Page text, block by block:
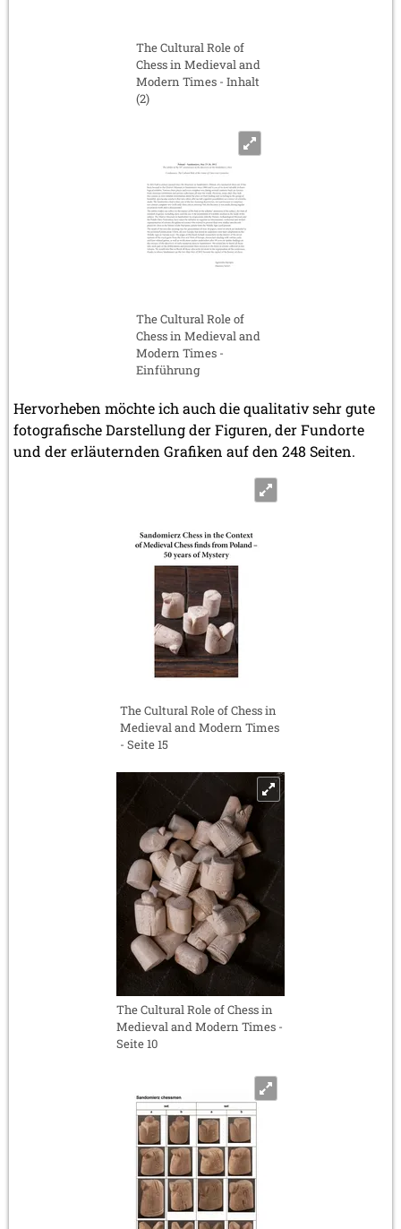
The Cultural Role of
Chess in Medieval and
Modern Times - Inhalt
(2)
The Cultural Role of
Chess in Medieval and
Modern Times -
Einführung
Hervorheben möchte ich auch die qualitativ sehr gute
fotografische Darstellung der Figuren, der Fundorte
und der erläuternden Grafiken auf den 248 Seiten.
The Cultural Role of Chess in
Medieval and Modern Times
- Seite 15
The Cultural Role of Chess in
Medieval and Modern Times -
Seite 10